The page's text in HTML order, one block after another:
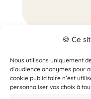
🍪 Ce
Nous utilisons uniquement
d’audience anonymes pour
cookie publicitaire n’est
personnaliser vos choix à
© 2025 Le Zéro